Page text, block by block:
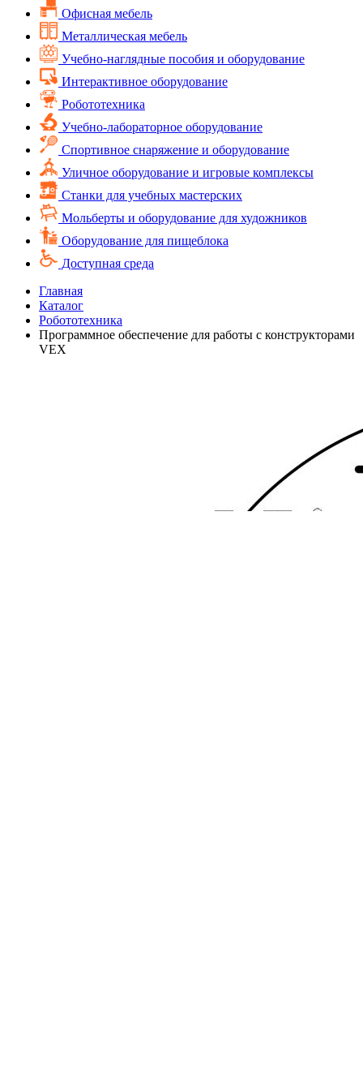
Офисная мебель
Металлическая мебель
Учебно-наглядные пособия и оборудование
Интерактивное оборудование
Робототехника
Учебно-лабораторное оборудование
Спортивное снаряжение и оборудование
Уличное оборудование и игровые комплексы
Cтанки для учебных мастерских
Мольберты и оборудование для художников
Оборудование для пищеблока
Доступная среда
Главная
Каталог
Робототехника
Программное обеспечение для работы с конструкторами
VEX